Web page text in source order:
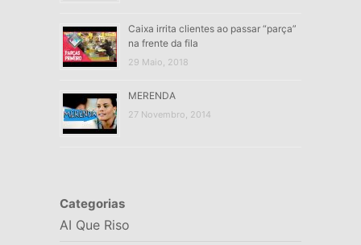
Caixa irrita clientes ao passar “parça”
na frente da fila
29 Maio, 2018
MERENDA
27 Novembro, 2014
Categorias
AI Que Riso